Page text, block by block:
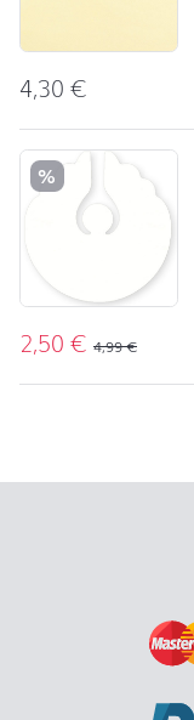
4,30€
%
2,50€ 4,99€